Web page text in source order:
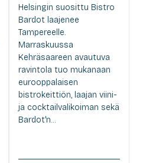
Helsingin suosittu Bistro
Bardot laajenee
Tampereelle.
Marraskuussa
Kehräsaareen avautuva
ravintola tuo mukanaan
eurooppalaisen
bistrokeittiön, laajan viini-
ja cocktailvalikoiman sekä
Bardot'n...